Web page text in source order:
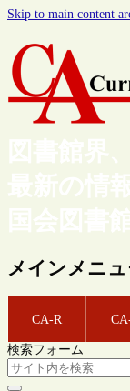
Skip to main content
図書館界
最新の情
国会図書
メインメニ
CA-R
検索フォーム